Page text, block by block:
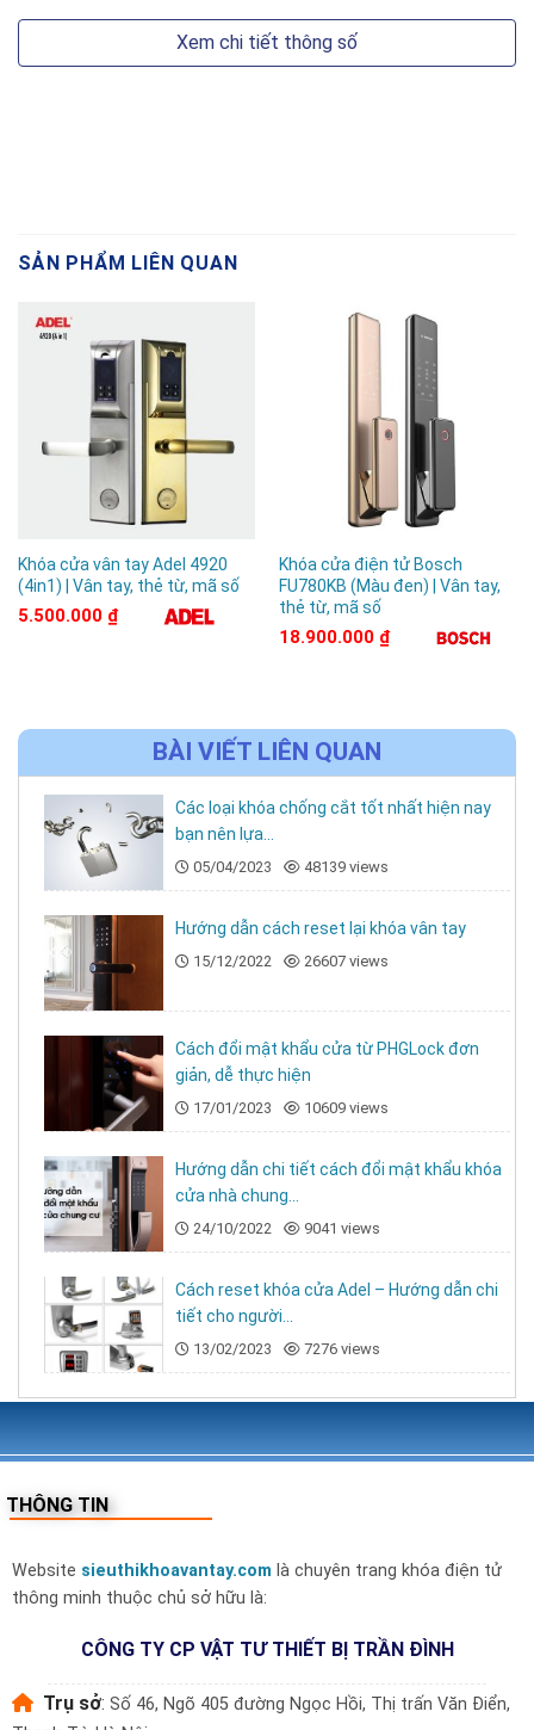
khoá đa dạng
Khóa cửa điện tử KT-X6 mang đến cho người
Mở khóa bằng vân tay (Đăng ký đến 300 vân
tay)
Mở khóa bằng mã số (Khóa cửa mã số hỗ trợ
đăng ký 300 mã số)
Mở khóa bằng thẻ từ (Khóa cửa thẻ từ hỗ trợ
300 thẻ khóa từ)
Mở khóa bằng chìa cơ (sử dụng trong trường
hợp khẩn cấp)
Mở khóa bằng APP Wifi trên điện thoại.
3. Công nghệ bảo mật tân tiến nhất
như các model khóa điện tử vân tay khác do Kitos
nghệ vân tay đa điểm 360, được biết tới là công
Xem chi tiết thông số
SẢN PHẨM LIÊN QUAN
Khóa cửa vân tay Adel 4920
(4in1) | Vân tay, thẻ từ, mã số
5.500.000 ₫
Khóa cửa điện tử Bosch
FU780KB (Màu đen) | Vân tay,
thẻ từ, mã số
18.900.000 ₫
BÀI VIẾT LIÊN QUAN
Các loại khóa chống cắt tốt nhất hiện nay
bạn nên lựa...
05/04/2023 48139 views
Hướng dẫn cách reset lại khóa vân tay
15/12/2022 26607 views
Cách đổi mật khẩu cửa từ PHGLock đơn
giản, dễ thực hiện
17/01/2023 10609 views
Hướng dẫn chi tiết cách đổi mật khẩu khóa
cửa nhà chung...
24/10/2022 9041 views
Cách reset khóa cửa Adel – Hướng dẫn chi
tiết cho người...
13/02/2023 7276 views
THÔNG TIN
Website sieuthikhoavantay.com là chuyên trang khóa điện tử
thông minh thuộc chủ sở hữu là:
CÔNG TY CP VẬT TƯ THIẾT BỊ TRẦN ĐÌNH
Trụ sở: Số 46, Ngõ 405 đường Ngọc Hồi, Thị trấn Văn Điển,